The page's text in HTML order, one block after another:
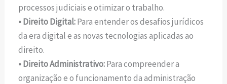
processos judiciais e otimizar o trabalho.
• Direito Digital:Para entender os desafios jurídicos
da era digital e as novas tecnologias aplicadas ao
direito.
• Direito Administrativo:Para compreender a
organização e o funcionamento da administração